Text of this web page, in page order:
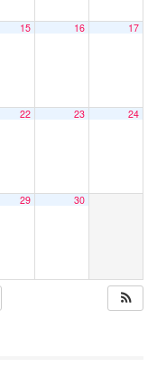
15 16 17
22 23 24
29 30